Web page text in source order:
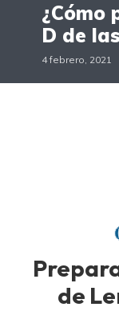
¿Cómo
D de
4 febrero, 2021
de